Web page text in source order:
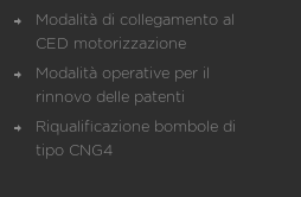
Modalità di collegamento al
CED motorizzazione
Modalità operative per il
rinnovo delle patenti
Riqualificazione bombole di
tipo CNG4